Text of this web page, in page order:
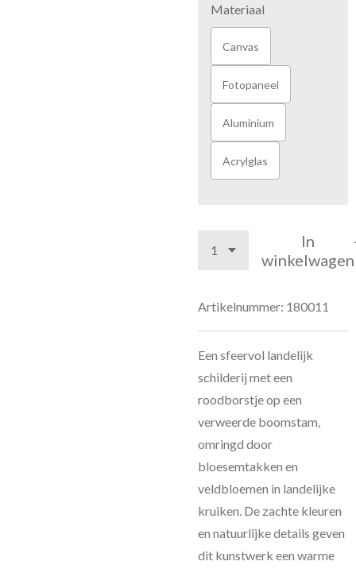
Materiaal
Canvas
Fotopaneel
Aluminium
Acrylglas
In
winkelwagen
Artikelnummer: 180011
Een sfeervol landelijk
schilderij met een
roodborstje op een
verweerde boomstam,
omringd door
bloesemtakken en
veldbloemen in landelijke
kruiken. De zachte kleuren
en natuurlijke details geven
dit kunstwerk een warme